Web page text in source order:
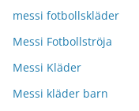
messi fotbollskläder
Messi Fotbollströja
Messi Kläder
Messi kläder barn